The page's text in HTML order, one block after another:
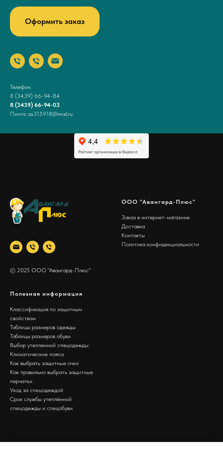
Оформить заказ
Телефон:
8 (3439) 66-94-84
8 (3439) 66-94-03
Почта: as315918@mail.ru
© 2025 ООО "Авангард-Плюс"
ООО "Авангард-Плюс"
Заказ в интернет-магазине
Доставка
Контакты
Политика конфиденциальности
Полезная информация
Классификация по защитным
свойствам
Таблицы размеров одежды
Таблицы размеров обуви
Выбор утепленной спецодежды:
Климатические пояса
Как выбрать защитные очки
Как правильно выбрать защитные
перчатки
Уход за спецодеждой
Срок службы утеплённой
спецодежды и спецобуви